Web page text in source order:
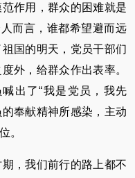
作用，群众的困难就是
而言，谁都希望避而远
国的明天，党员干部们
外，给群众作出表率。
出了“我是党员，我先
的奉献精神所感染，主动
。
，我们前行的路上都不